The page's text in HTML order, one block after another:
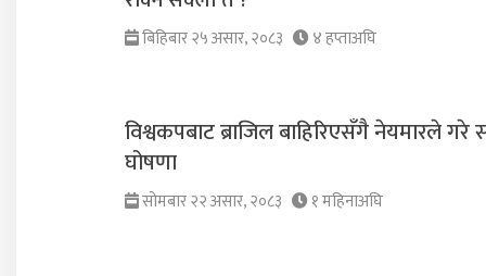
बिहिबार २५ असार, २०८३ ४ हप्ताअघि
विश्वकपबाट ब्राजिल बाहिरिएसँगै नेयमारले गरे
घोषणा
सोमबार २२ असार, २०८३ १ महिनाअघि